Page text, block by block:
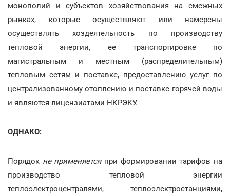
монополий и субъектов хозяйствования на смежных
рынках, которые осуществляют или намерены
осуществлять хоздеятельность по производству
тепловой энергии, ее транспортировке по
магистральным и местным (распределительным)
тепловым сетям и поставке, предоставлению услуг по
централизованному отоплению и поставке горячей воды
и являются лицензиатами НКРЭКУ.
ОДНАКО:
Порядок не применяетсяпри формировании тарифов на
производство тепловой энергии
теплоэлектроцентралями, теплоэлектростанциями,